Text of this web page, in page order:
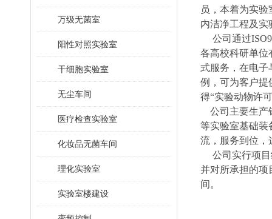
万级无菌室
阳性对照实验室
干细胞实验室
无尘车间
医疗检查实验室
化妆品无菌车间
理化实验室
实验室楼建设
员，本着为实
内洁净工程及实
公司通过
各高校科研单位
式服务，在电子
例，可为客户提
得“实验动物许
公司主要生产
等实验室基础装
流，服务到位，
公司实行项目
并对所承担的项
间。